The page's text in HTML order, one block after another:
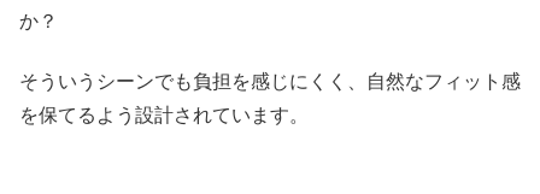
か？
そういうシーンでも負担を感じにくく、自然なフィット感
を保てるよう設計されています。